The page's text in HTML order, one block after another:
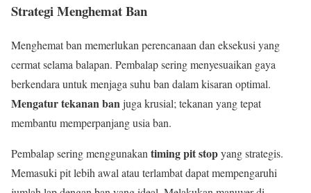
Strategi Menghemat Ban
Menghemat ban memerlukan perencanaan dan eksekusi yang
cermat selama balapan. Pembalap sering menyesuaikan gaya
berkendara untuk menjaga suhu ban dalam kisaran optimal.
Mengatur tekanan banjuga krusial; tekanan yang tepat
membantu memperpanjang usia ban.
Pembalap sering menggunakan timing pit stopyang strategis.
Memasuki pit lebih awal atau terlambat dapat mempengaruhi